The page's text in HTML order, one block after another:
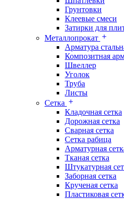
Грунтовки
Клеевые смеси
Затирки для
Металлопрокат
Арматура
Композитная
Швеллер
Уголок
Труба
Листы
Сетка
Кладочная сетка
Дорожная сетка
Сварная сетка
Сетка рабица
Арматурная
Тканая сетка
Штукатурная
Заборная сетка
Крученая сетка
Пластиковая